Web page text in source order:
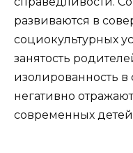
развиваются в
социокультурных
занятость
изолированность
негативно
современных